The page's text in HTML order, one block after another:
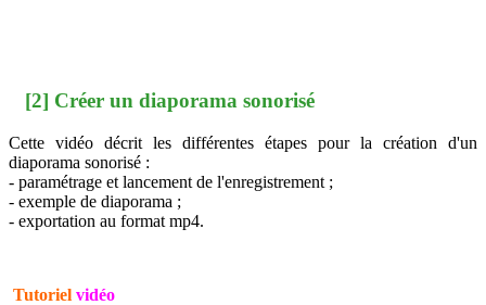
[2] Créer un diaporama sonorisé
Cette vidéo décrit les différentes étapes pour la création d'un
diaporama sonorisé :
- paramétrage et lancement de l'enregistrement ;
- exemple de diaporama ;
- exportation au format mp4.
Tutoriel vidéo